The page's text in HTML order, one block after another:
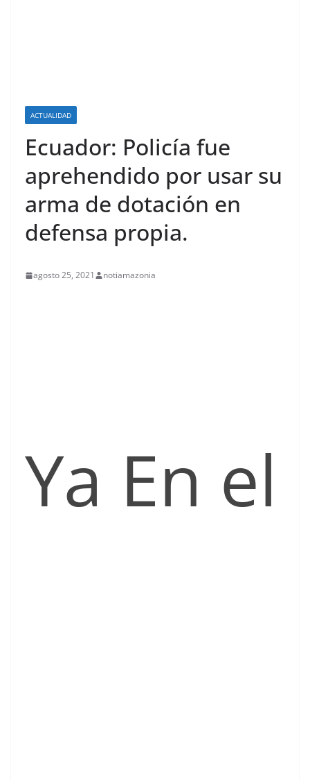
ACTUALIDAD
Ecuador: Policía fue
aprehendido por usar su
arma de dotación en
defensa propia.
agosto 25, 2021 notiamazonia
Ya En el